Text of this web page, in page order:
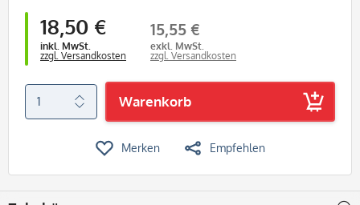
18,50 €
inkl. MwSt.
zzgl. Versandkosten
15,55 €
exkl. MwSt.
zzgl. Versandkosten
Warenkorb
Merken Empfehlen